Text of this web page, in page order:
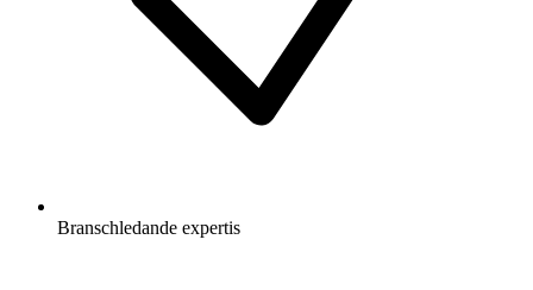
Branschledande expertis